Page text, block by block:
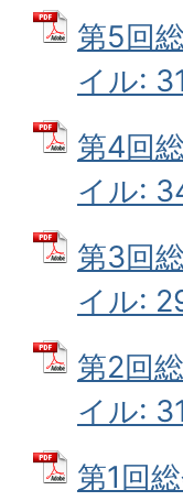
第5回
イル:
第4回
イル:
第3回
イル:
第2回
イル:
第1回